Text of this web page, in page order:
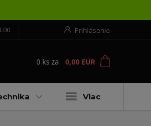
Prihlásenie
0 ks za 0,00 EUR
Viac